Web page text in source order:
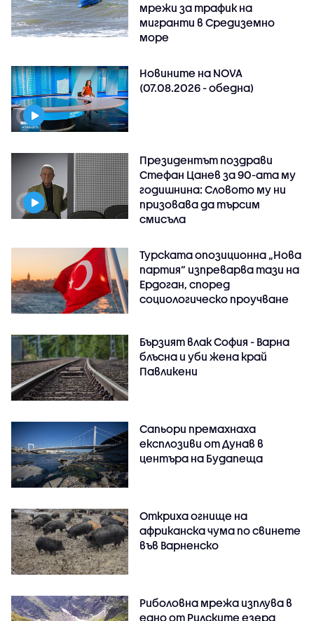
мрежи за трафик на
мигранти в Средиземно
море
Новините на NOVA
(07.08.2026 - обедна)
Президентът поздрави
Стефан Цанев за 90-ата му
годишнина: Словото му ни
призовава да търсим
смисъла
Турската опозиционна „Нова
партия“ изпреварва тази на
Ердоган, според
социологическо проучване
Бързият влак София - Варна
блъсна и уби жена край
Павликени
Сапьори премахнаха
експлозиви от Дунав в
центъра на Будапеща
Откриха огнище на
африканска чума по свинете
във Варненско
Риболовна мрежа изплува в
едно от Рилските езера